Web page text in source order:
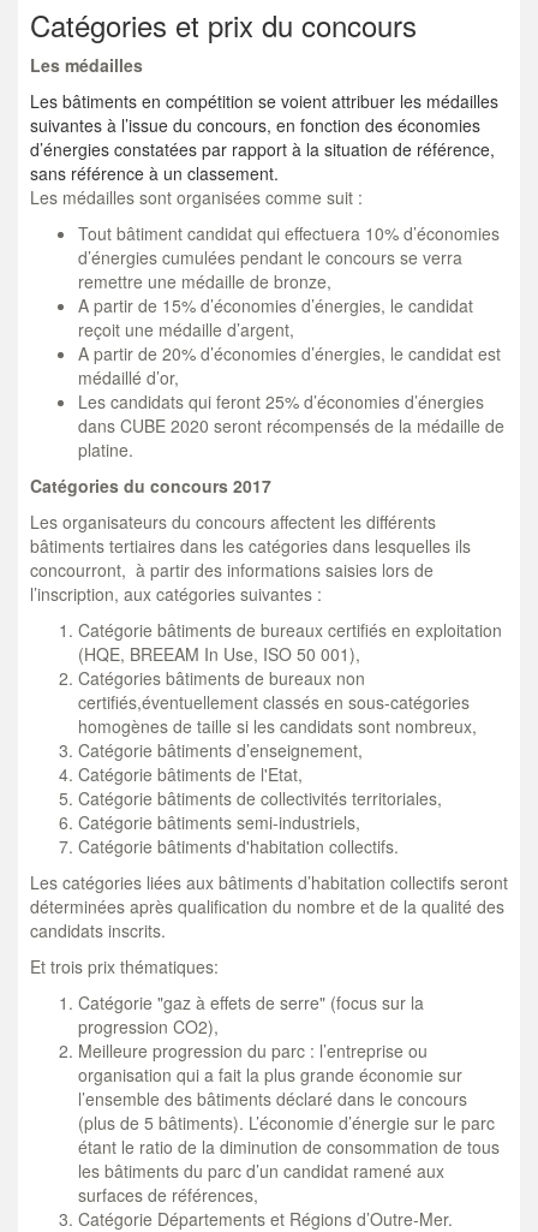
Catégories et prix du concours
Les médailles
Les bâtiments en compétition se voient attribuer les médailles
suivantes à l’issue du concours, en fonction des économies
d’énergies constatées par rapport à la situation de référence,
sans référence à un classement.
Les médailles sont organisées comme suit :
Tout bâtiment candidat qui effectuera 10% d’économies
d’énergies cumulées pendant le concours se verra
remettre une médaille de bronze,
A partir de 15% d’économies d’énergies, le candidat
reçoit une médaille d’argent,
A partir de 20% d’économies d’énergies, le candidat est
médaillé d’or,
Les candidats qui feront 25% d’économies d’énergies
dans CUBE 2020 seront récompensés de la médaille de
platine.
Catégories du concours 2017
Les organisateurs du concours affectent les différents
bâtiments tertiaires dans les catégories dans lesquelles ils
concourront, à partir des informations saisies lors de
l’inscription, aux catégories suivantes :
Catégorie bâtiments de bureaux certifiés en exploitation
(HQE, BREEAM In Use, ISO 50 001),
Catégories bâtiments de bureaux non
certifiés,éventuellement classés en sous-catégories
homogènes de taille si les candidats sont nombreux,
Catégorie bâtiments d’enseignement,
Catégorie bâtiments de l'Etat,
Catégorie bâtiments de collectivités territoriales,
Catégorie bâtiments semi-industriels,
Catégorie bâtiments d'habitation collectifs.
Les catégories liées aux bâtiments d’habitation collectifs seront
déterminées après qualification du nombre et de la qualité des
candidats inscrits.
Et trois prix thématiques:
Catégorie "gaz à effets de serre" (focus sur la
progression CO2),
Meilleure progression du parc : l’entreprise ou
organisation qui a fait la plus grande économie sur
l’ensemble des bâtiments déclaré dans le concours
(plus de 5 bâtiments). L’économie d’énergie sur le parc
étant le ratio de la diminution de consommation de tous
les bâtiments du parc d’un candidat ramené aux
surfaces de références,
Catégorie Départements et Régions d’Outre-Mer.